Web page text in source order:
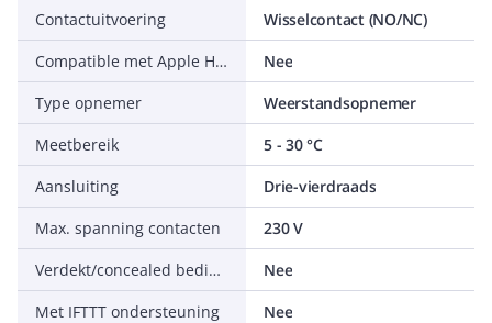
Contactuitvoering
Wisselcontact (NO/NC)
Compatible met Apple HomeKit
Nee
Type opnemer
Weerstandsopnemer
Meetbereik
5 - 30 °C
Aansluiting
Drie-vierdraads
Max. spanning contacten
230 V
Verdekt/concealed bediening
Nee
Met IFTTT ondersteuning
Nee